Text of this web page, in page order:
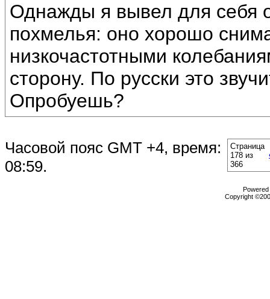
Однажды я вывел для себя
похмелья: оно хорошо
низкочастотными
сторону. По русски это
Опробуешь?
Часовой пояс GMT +4, время:
08:59.
Страница
178 из
366
Copyright